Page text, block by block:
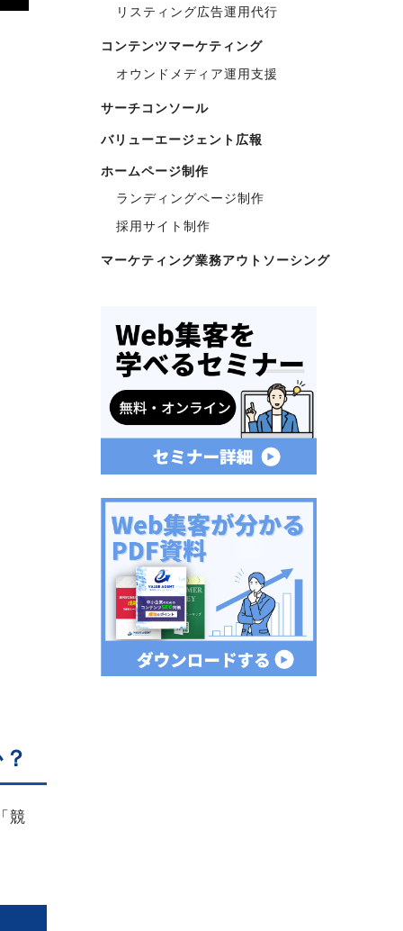
競
リスティング広告運用代行
コンテンツマーケティング
オウンドメディア運用支援
サーチコンソール
バリューエージェント広報
ホームページ制作
ランディングページ制作
採用サイト制作
マーケティング業務アウトソーシング